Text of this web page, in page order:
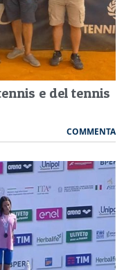
e del tennis
COMMENTA